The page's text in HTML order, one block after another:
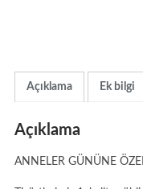
Açıklama Ek bilgi
Açıklama
ANNELER GÜNÜNE